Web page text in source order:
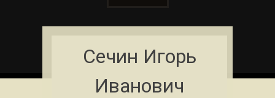
Skip to content
Сечин Игорь
Иванович